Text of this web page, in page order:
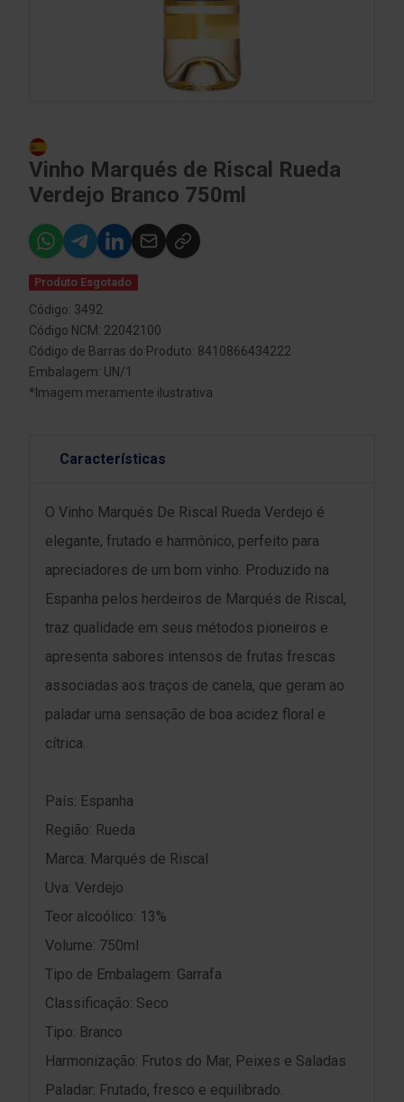
Vinho Marqués de Riscal Rueda
Verdejo Branco 750ml
Produto Esgotado
Código: 3492
Código NCM: 22042100
Código de Barras do Produto: 8410866434222
Embalagem: UN/1
*Imagem meramente ilustrativa
Características
O Vinho Marqués De Riscal Rueda Verdejo é
elegante, frutado e harmônico, perfeito para
apreciadores de um bom vinho. Produzido na
Espanha pelos herdeiros de Marqués de Riscal,
traz qualidade em seus métodos pioneiros e
apresenta sabores intensos de frutas frescas
associadas aos traços de canela, que geram ao
paladar uma sensação de boa acidez floral e
cítrica.
País: Espanha
Região: Rueda
Marca: Marqués de Riscal
Uva: Verdejo
Teor alcoólico: 13%
Volume: 750ml
Tipo de Embalagem: Garrafa
Classificação: Seco
Tipo: Branco
Harmonização: Frutos do Mar, Peixes e Saladas
Paladar: Frutado, fresco e equilibrado.